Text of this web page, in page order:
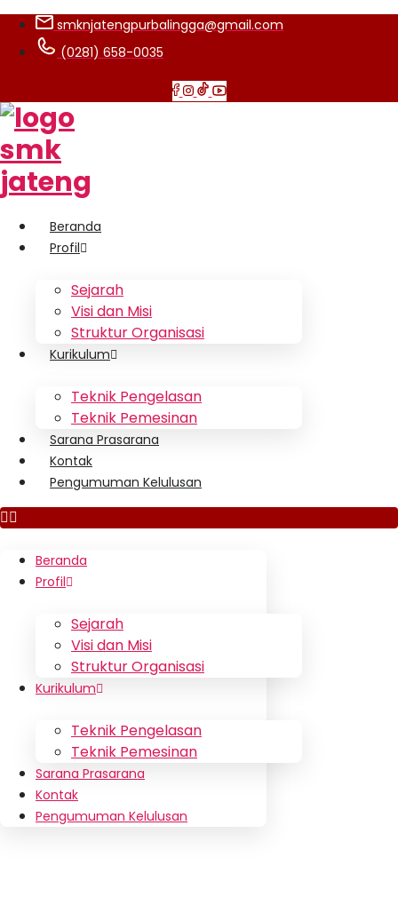
smknjatengpurbalingga@gmail.com
(0281) 658-0035
Beranda
Profil
Sejarah
Visi dan Misi
Struktur Organisasi
Kurikulum
Teknik Pengelasan
Teknik Pemesinan
Sarana Prasarana
Kontak
Pengumuman Kelulusan
Beranda
Profil
Sejarah
Visi dan Misi
Struktur Organisasi
Kurikulum
Teknik Pengelasan
Teknik Pemesinan
Sarana Prasarana
Kontak
Pengumuman Kelulusan